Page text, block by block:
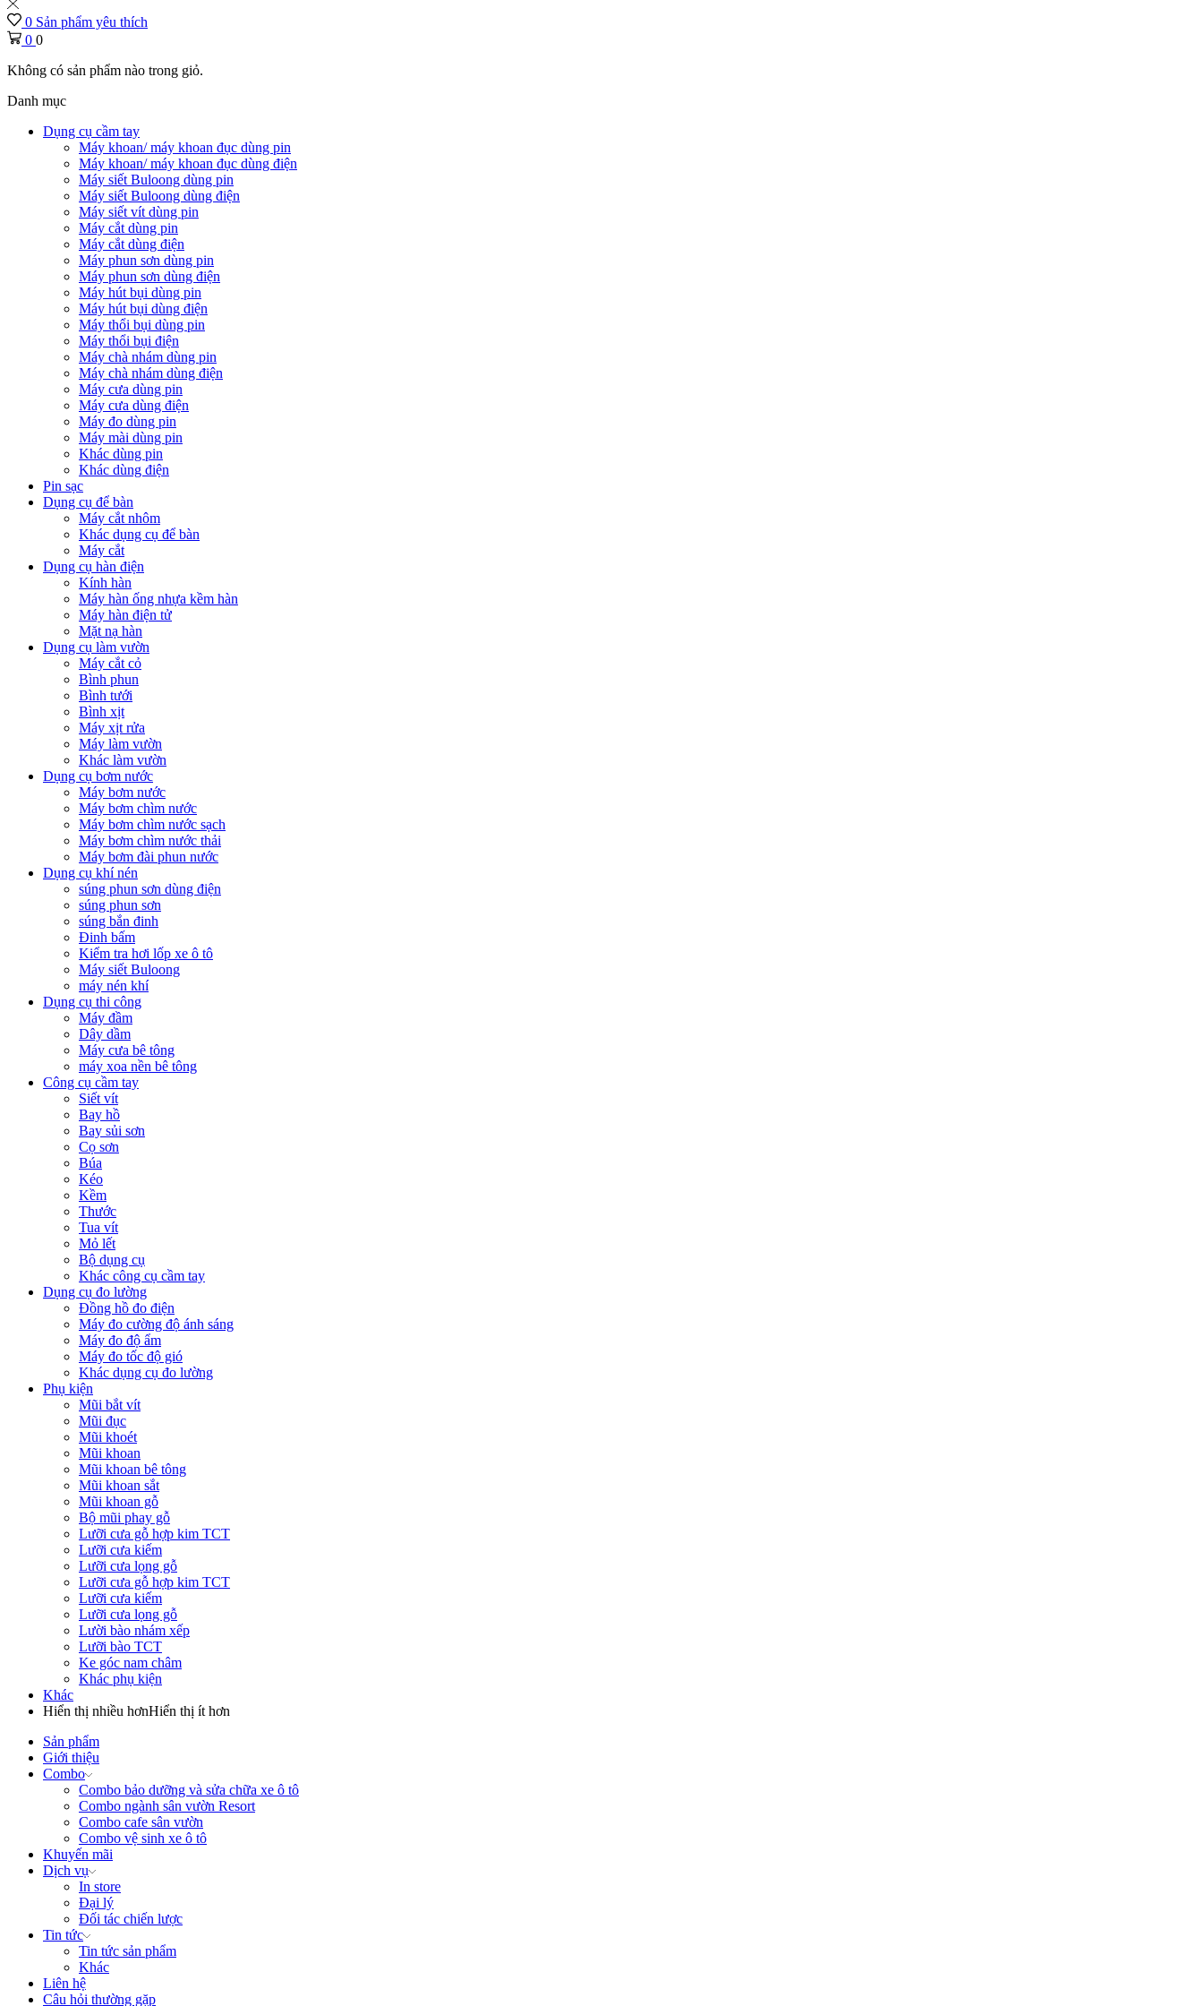
0 Sản phẩm yêu thích
0 0
Không có sản phẩm nào trong giỏ.
Danh mục
Dụng cụ cầm tay
Máy khoan/ máy khoan đục dùng pin
Máy khoan/ máy khoan đục dùng điện
Máy siết Buloong dùng pin
Máy siết Buloong dùng điện
Máy siết vít dùng pin
Máy cắt dùng pin
Máy cắt dùng điện
Máy phun sơn dùng pin
Máy phun sơn dùng điện
Máy hút bụi dùng pin
Máy hút bụi dùng điện
Máy thổi bụi dùng pin
Máy thổi bụi điện
Máy chà nhám dùng pin
Máy chà nhám dùng điện
Máy cưa dùng pin
Máy cưa dùng điện
Máy đo dùng pin
Máy mài dùng pin
Khác dùng pin
Khác dùng điện
Pin sạc
Dụng cụ để bàn
Máy cắt nhôm
Khác dụng cụ để bàn
Máy cắt
Dụng cụ hàn điện
Kính hàn
Máy hàn ống nhựa kềm hàn
Máy hàn điện tử
Mặt nạ hàn
Dụng cụ làm vườn
Máy cắt cỏ
Bình phun
Bình tưới
Bình xịt
Máy xịt rửa
Máy làm vườn
Khác làm vườn
Dụng cụ bơm nước
Máy bơm nước
Máy bơm chìm nước
Máy bơm chìm nước sạch
Máy bơm chìm nước thải
Máy bơm đài phun nước
Dụng cụ khí nén
súng phun sơn dùng điện
súng phun sơn
súng bắn đinh
Đinh bấm
Kiểm tra hơi lốp xe ô tô
Máy siết Buloong
máy nén khí
Dụng cụ thi công
Máy đầm
Dây dầm
Máy cưa bê tông
máy xoa nền bê tông
Công cụ cầm tay
Siết vít
Bay hồ
Bay sủi sơn
Cọ sơn
Búa
Kéo
Kềm
Thước
Tua vít
Mỏ lết
Bộ dụng cụ
Khác công cụ cầm tay
Dụng cụ đo lường
Đồng hồ đo điện
Máy đo cường độ ánh sáng
Máy đo độ ẩm
Máy đo tốc độ gió
Khác dụng cụ đo lường
Phụ kiện
Mũi bắt vít
Mũi đục
Mũi khoét
Mũi khoan
Mũi khoan bê tông
Mũi khoan sắt
Mũi khoan gỗ
Bộ mũi phay gỗ
Lưỡi cưa gỗ hợp kim TCT
Lưỡi cưa kiếm
Lưỡi cưa lọng gỗ
Lưỡi cưa gỗ hợp kim TCT
Lưỡi cưa kiếm
Lưỡi cưa lọng gỗ
Lười bào nhám xếp
Lưỡi bào TCT
Ke góc nam châm
Khác phụ kiện
Khác
Hiển thị nhiều hơnHiển thị ít hơn
Sản phẩm
Giới thiệu
Combo
Combo bảo dưỡng và sửa chữa xe ô tô
Combo ngành sân vườn Resort
Combo cafe sân vườn
Combo vệ sinh xe ô tô
Khuyến mãi
Dịch vụ
In store
Đại lý
Đối tác chiến lược
Tin tức
Tin tức sản phẩm
Khác
Liên hệ
Câu hỏi thường gặp